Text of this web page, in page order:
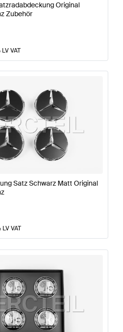
Original
Zubehör
VAT
Satz Schwarz Matt Original
VAT